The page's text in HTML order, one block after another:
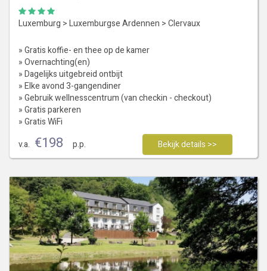
Luxemburg >Luxemburgse Ardennen >Clervaux
» Gratis koffie- en thee op de kamer
» Overnachting(en)
» Dagelijks uitgebreid ontbijt
» Elke avond 3-gangendiner
» Gebruik wellnesscentrum (van checkin - checkout)
» Gratis parkeren
» Gratis WiFi
v.a. €198 p.p. Bekijk details >>